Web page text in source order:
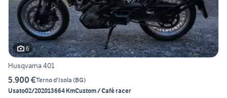
6
Husqvarna 401
5.900 €Terno d'Isola (BG)
Usato02/202013664 KmCustom / Café racer